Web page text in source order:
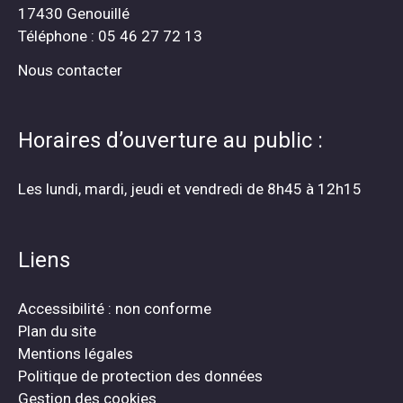
17430 Genouillé
Téléphone : 05 46 27 72 13
Nous contacter
Horaires d’ouverture au public :
Les lundi, mardi, jeudi et vendredi de 8h45 à 12h15
Liens
Accessibilité : non conforme
Plan du site
Mentions légales
Politique de protection des données
Gestion des cookies